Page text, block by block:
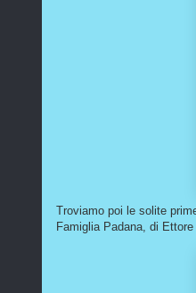
Troviamo poi le solite
Famiglia Padana, di Ettore